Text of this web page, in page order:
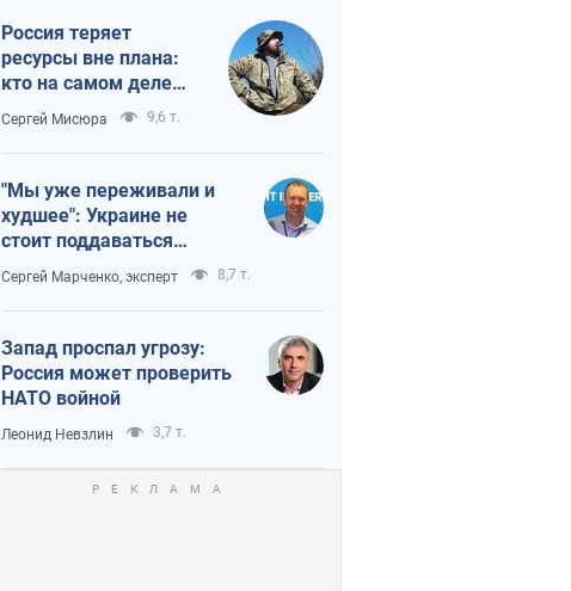
Россия теряет
ресурсы вне плана:
кто на самом деле
диктует темп войны
Сергей Мисюра 9,6 т.
"Мы уже переживали и
худшее": Украине не
стоит поддаваться
отчаянию из-за
ракетного террора
Сергей Марченко, эксперт 8,7 т.
Запад проспал угрозу:
Россия может проверить
НАТО войной
Леонид Невзлин 3,7 т.